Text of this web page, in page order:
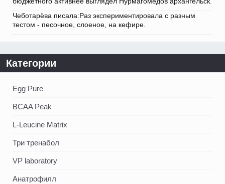
Чеботарёва писала:Раз экспериментировала с разным
тестом - песочное, слоеное, на кефире.
Категории
Egg Pure
BCAA Peak
L-Leucine Matrix
Три тренабол
VP laboratory
Анатрофилл